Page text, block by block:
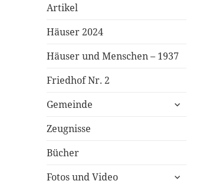
Artikel
Häuser 2024
Häuser und Menschen – 1937
Friedhof Nr. 2
Gemeinde
untermenü
Zeugnisse
Bücher
Fotos und Video
untermenü